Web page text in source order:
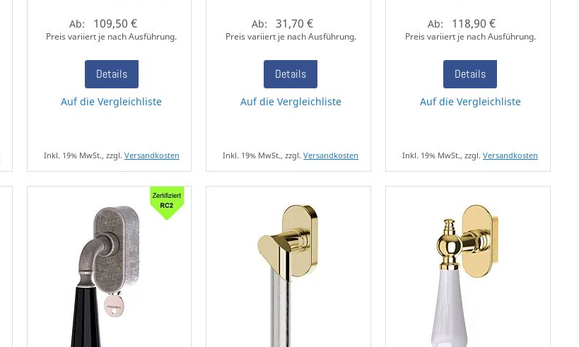
Ab: 109,50 €
Preis variiert je nach Ausführung.
Details
Auf die Vergleichliste
Inkl. 19% MwSt., zzgl. Versandkosten
Ab: 31,70 €
Preis variiert je nach Ausführung.
Details
Auf die Vergleichliste
Inkl. 19% MwSt., zzgl.Versandkosten
Ab: 118,90 €
Preis variiert je nach Ausführung.
Details
Auf die Vergleichliste
Inkl. 19% MwSt., zzgl.Versandkosten